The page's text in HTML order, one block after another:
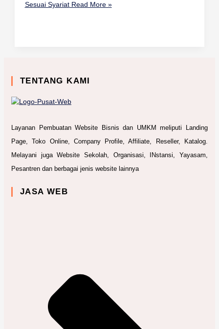
Sesuai SyariatRead More »
TENTANG KAMI
Layanan Pembuatan Website Bisnis dan UMKM meliputi Landing
Page, Toko Online, Company Profile, Affiliate, Reseller, Katalog.
Melayani juga Website Sekolah, Organisasi, INstansi, Yayasam,
Pesantren dan berbagai jenis website lainnya
JASA WEB